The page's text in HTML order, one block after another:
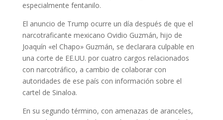
especialmente fentanilo.
El anuncio de Trump ocurre un día después de que el
narcotraficante mexicano Ovidio Guzmán, hijo de
Joaquín «el Chapo» Guzmán, se declarara culpable en
una corte de EE.UU. por cuatro cargos relacionados
con narcotráfico, a cambio de colaborar con
autoridades de ese país con información sobre el
cartel de Sinaloa.
En su segundo término, con amenazas de aranceles,